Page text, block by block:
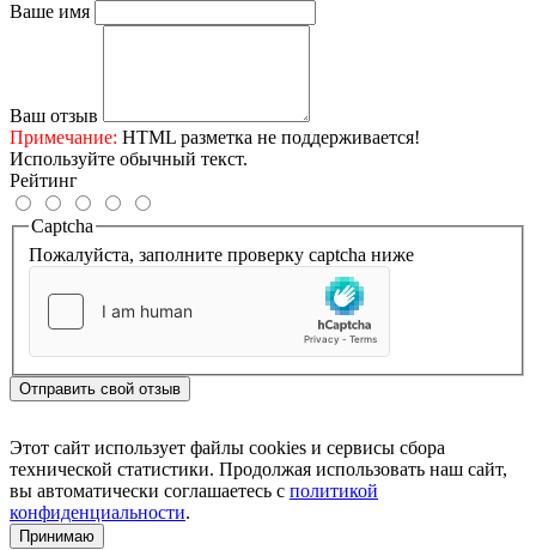
Ваше имя
Ваш отзыв
Примечание: HTML разметка не поддерживается!
Используйте обычный текст.
Рейтинг
Captcha
Пожалуйста, заполните проверку captcha ниже
Отправить свой отзыв
Этот сайт использует файлы cookies и сервисы сбора
технической статистики. Продолжая использовать наш сайт,
вы автоматически соглашаетесь с политикой
конфиденциальности.
Принимаю